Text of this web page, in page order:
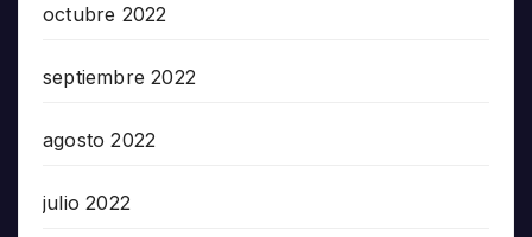
octubre 2022
septiembre 2022
agosto 2022
julio 2022